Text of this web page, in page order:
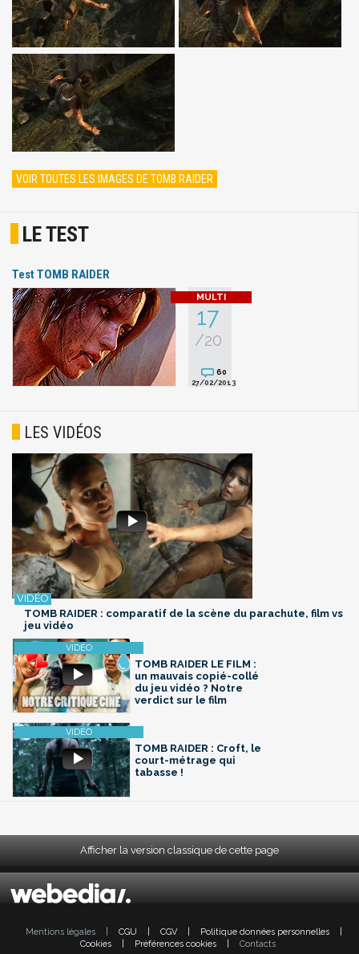
VOIR TOUTES LES IMAGES DE TOMB RAIDER
LE TEST
Test TOMB RAIDER
17
/20
60
27/02/2013
LES VIDÉOS
TOMB RAIDER : comparatif de la scène du parachute, film vs
jeu vidéo
TOMB RAIDER LE FILM :
un mauvais copié-collé
du jeu vidéo ? Notre
verdict sur le film
TOMB RAIDER : Croft, le
court-métrage qui
tabasse !
Afficher la version classique de cette page
Mentions légales CGU CGV Politique données personnelles
Cookies
Préférences cookies Contacts